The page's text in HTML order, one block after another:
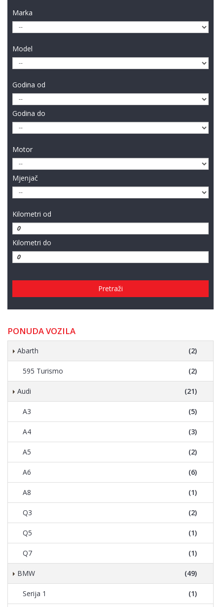
Marka
Model
Godina od
Godina do
Motor
Mjenjač
Kilometri od
Kilometri do
Pretraži
PONUDA VOZILA
Abarth (2)
595 Turismo (2)
Audi (21)
A3 (5)
A4 (3)
A5 (2)
A6 (6)
A8 (1)
Q3 (2)
Q5 (1)
Q7 (1)
BMW (49)
Serija 1 (1)